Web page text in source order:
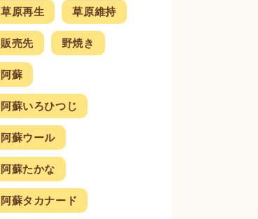
草原再生 草原維持
販売先 野焼き
阿蘇
阿蘇いろひつじ
阿蘇ウール
阿蘇たかな
阿蘇タカナード